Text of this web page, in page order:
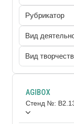
AGIBOX
Стенд №: